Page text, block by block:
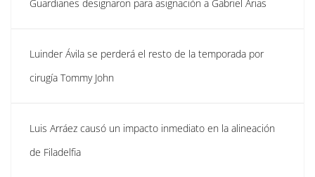
Guardianes designaron para asignación a Gabriel Arias
Luinder Ávila se perderá el resto de la temporada por
cirugía Tommy John
Luis Arráez causó un impacto inmediato en la alineación
de Filadelfia